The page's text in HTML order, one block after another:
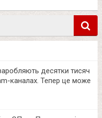
десятки тисяч
каналах. Тепер це може